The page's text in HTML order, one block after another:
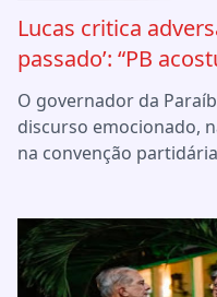
Lucas critica
passado’: “PB
O governador da
discurso emocionado,
na convenção